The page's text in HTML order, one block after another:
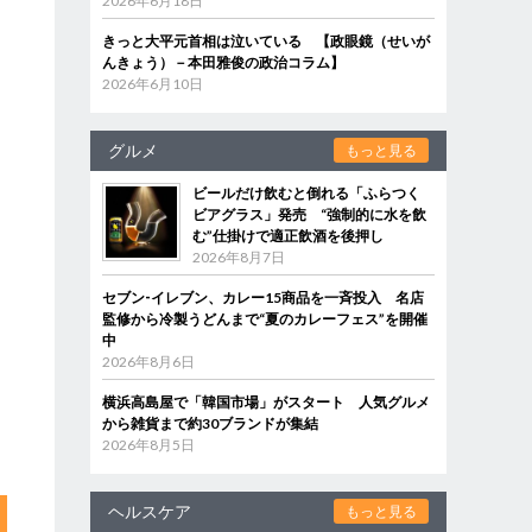
きっと大平元首相は泣いている 【政眼鏡（せいが
んきょう）－本田雅俊の政治コラム】
2026年6月10日
グルメ もっと見る
ビールだけ飲むと倒れる「ふらつく
ビアグラス」発売 “強制的に水を飲
む”仕掛けで適正飲酒を後押し
2026年8月7日
セブン‐イレブン、カレー15商品を一斉投入 名店
監修から冷製うどんまで“夏のカレーフェス”を開催
中
2026年8月6日
横浜高島屋で「韓国市場」がスタート 人気グルメ
から雑貨まで約30ブランドが集結
2026年8月5日
ヘルスケア もっと見る